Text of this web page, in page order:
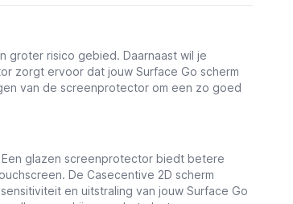
groter risico gebied. Daarnaast wil je
zorgt ervoor dat jouw Surface Go scherm
van de screenprotector om een zo goed
glazen screenprotector biedt betere
De Casecentive 2D scherm
en uitstraling van jouw Surface Go